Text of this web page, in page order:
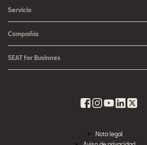
León
Ateca
Configurador SEAT
Promociones
Fichas Técnicas
Ubica tu Concesionaria SEAT
SEAT Usados Certificados
Servicio
Campaña Bolsas de Aire
Promociones Servicio SEAT
Compañía
Cultura urbana
SEAT for Businnes
Nota legal